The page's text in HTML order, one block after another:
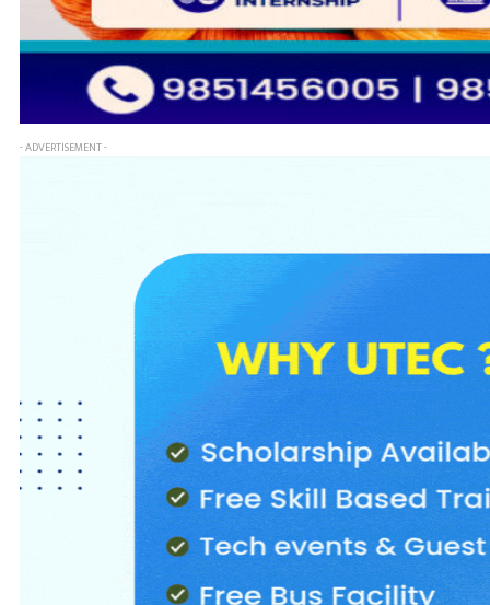
- ADVERTISEMENT -